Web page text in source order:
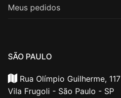
Meus pedidos
SÃO PAULO
Rua Olímpio Guilherme, 117
Vila Frugoli - São Paulo - SP